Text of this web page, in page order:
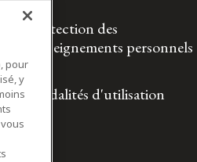
Protection des
renseignements personnels
Modalités d'utilisation
pour
y